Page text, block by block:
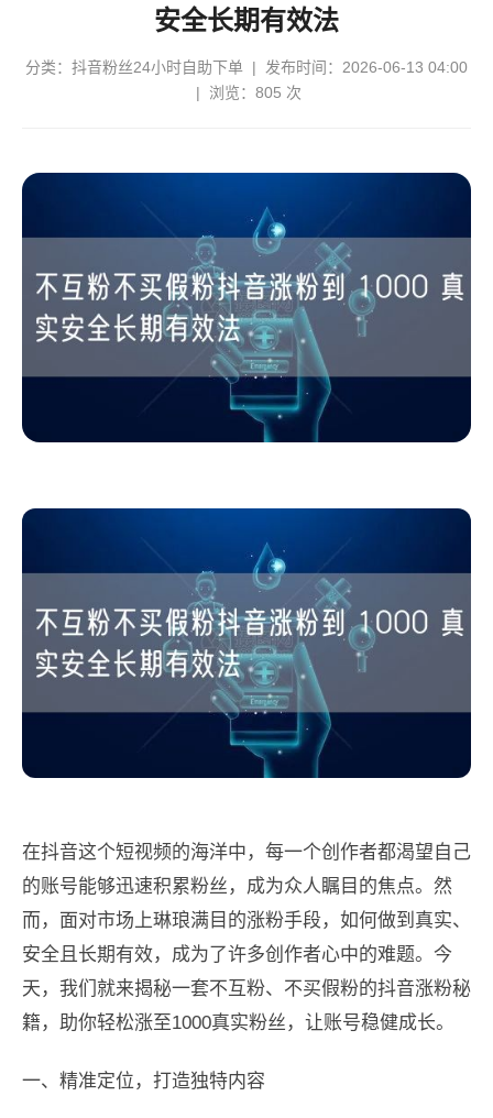
安全长期有效法
分类： 抖音粉丝24小时自助下单 | 发布时间：2026-06-13 04:00
| 浏览：805 次
在抖音这个短视频的海洋中，每一个创作者都渴望自己
的账号能够迅速积累粉丝，成为众人瞩目的焦点。然
而，面对市场上琳琅满目的涨粉手段，如何做到真实、
安全且长期有效，成为了许多创作者心中的难题。今
天，我们就来揭秘一套不互粉、不买假粉的抖音涨粉秘
籍，助你轻松涨至1000真实粉丝，让账号稳健成长。
一、精准定位，打造独特内容